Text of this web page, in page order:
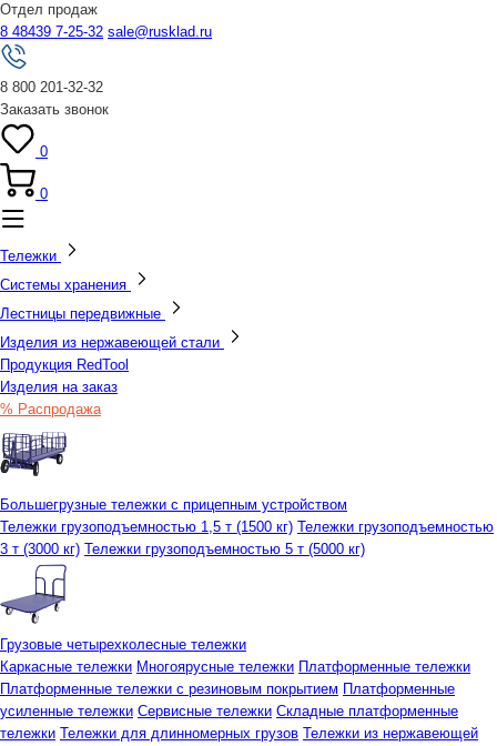
Отдел продаж
8 48439 7-25-32 sale@rusklad.ru
8 800 201-32-32
Заказать звонок
0
0
Тележки
Системы хранения
Лестницы передвижные
Изделия из нержавеющей стали
Продукция RedTool
Изделия на заказ
% Распродажа
Большегрузные тележки с прицепным устройством
Тележки грузоподъемностью 1,5 т (1500 кг) Тележки грузоподъемностью
3 т (3000 кг) Тележки грузоподъемностью 5 т (5000 кг)
Грузовые четырехколесные тележки
Каркасные тележки Многоярусные тележки Платформенные тележки
Платформенные тележки с резиновым покрытием Платформенные
усиленные тележки Сервисные тележки Складные платформенные
тележки Тележки для длинномерных грузов Тележки из нержавеющей